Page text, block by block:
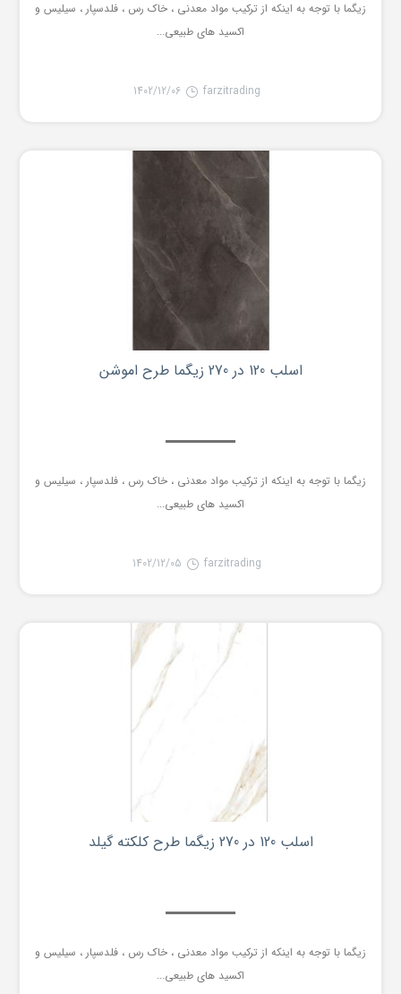
زیگما با توجه به اینکه از ترکیب مواد معدنی ، خاک رس ، فلدسپار ، سیلیس و
اکسید های طبیعی...
farzitrading
1402/12/06
اسلب 120 در 270 زیگما طرح اموشن
زیگما با توجه به اینکه از ترکیب مواد معدنی ، خاک رس ، فلدسپار ، سیلیس و
اکسید های طبیعی...
farzitrading
1402/12/05
اسلب 120 در 270 زیگما طرح کلکته گیلد
زیگما با توجه به اینکه از ترکیب مواد معدنی ، خاک رس ، فلدسپار ، سیلیس و
اکسید های طبیعی...